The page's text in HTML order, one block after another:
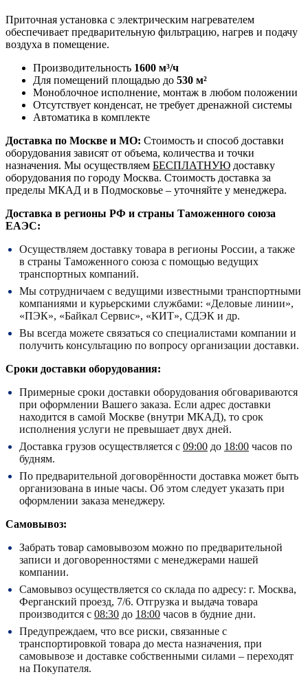
Приточная установка с электрическим нагревателем
обеспечивает предварительную фильтрацию, нагрев и подачу
воздуха в помещение.
Производительность 1600 м³/ч
Для помещений площадью до 530 м²
Моноблочное исполнение, монтаж в любом положении
Отсутствует конденсат, не требует дренажной системы
Автоматика в комплекте
Доставка по Москве и МО: Стоимость и способ доставки
оборудования зависят от объема, количества и точки
назначения. Мы осуществляем БЕСПЛАТНУЮ доставку
оборудования по городу Москва. Стоимость доставка за
пределы МКАД и в Подмосковье – уточняйте у менеджера.
Доставка в регионы РФ и страны Таможенного союза
ЕАЭС:
Осуществляем доставку товара в регионы России, а также
в страны Таможенного союза с помощью ведущих
транспортных компаний.
Мы сотрудничаем с ведущими известными транспортными
компаниями и курьерскими службами: «Деловые линии»,
«ПЭК», «Байкал Сервис», «КИТ», СДЭК и др.
Вы всегда можете связаться со специалистами компании и
получить консультацию по вопросу организации доставки.
Сроки доставки оборудования:
Примерные сроки доставки оборудования обговариваются
при оформлении Вашего заказа. Если адрес доставки
находится в самой Москве (внутри МКАД), то срок
исполнения услуги не превышает двух дней.
Доставка грузов осуществляется с 09:00 до 18:00 часов по
будням.
По предварительной договорённости доставка может быть
организована в иные часы. Об этом следует указать при
оформлении заказа менеджеру.
Самовывоз:
Забрать товар самовывозом можно по предварительной
записи и договоренностями с менеджерами нашей
компании.
Самовывоз осуществляется со склада по адресу: г. Москва,
Ферганский проезд, 7/6. Отгрузка и выдача товара
производится с 08:30 до 18:00 часов в будние дни.
Предупреждаем, что все риски, связанные с
транспортировкой товара до места назначения, при
самовывозе и доставке собственными силами – переходят
на Покупателя.